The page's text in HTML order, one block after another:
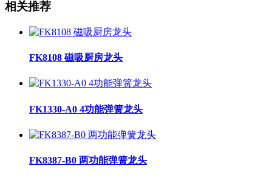
相关推荐
FK8108 磁吸厨房龙头
FK1330-A0 4功能弹簧龙头
FK8387-B0 两功能弹簧龙头